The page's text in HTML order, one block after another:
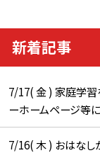
新着記事
7/17( 金 ) 家庭学習
ーホームページ等に
7/16( 木 ) おはなし